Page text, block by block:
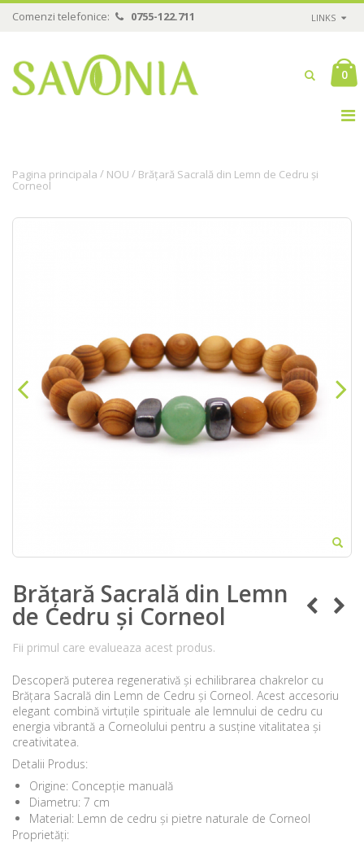
Comenzi telefonice: 0755-122.711 LINKS
0
Pagina principala / NOU / Brățară Sacrală din Lemn de Cedru și
Corneol
Brățară Sacrală din Lemn
de Cedru și Corneol
Fii primul care evalueaza acest produs.
Descoperă puterea regenerativă și echilibrarea chakrelor cu
Brățara Sacrală din Lemn de Cedru și Corneol. Acest accesoriu
elegant combină virtuțile spirituale ale lemnului de cedru cu
energia vibrantă a Corneolului pentru a susține vitalitatea și
creativitatea.
Detalii Produs:
Origine: Concepție manuală
Diametru: 7 cm
Material: Lemn de cedru și pietre naturale de Corneol
Proprietăți: